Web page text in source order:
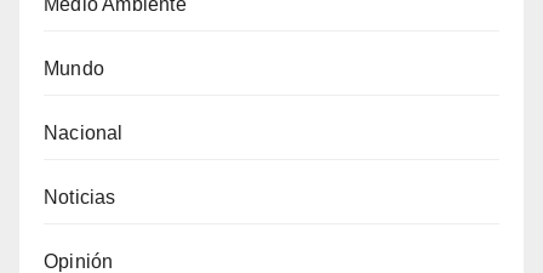
Mundo
Nacional
Noticias
Opinión